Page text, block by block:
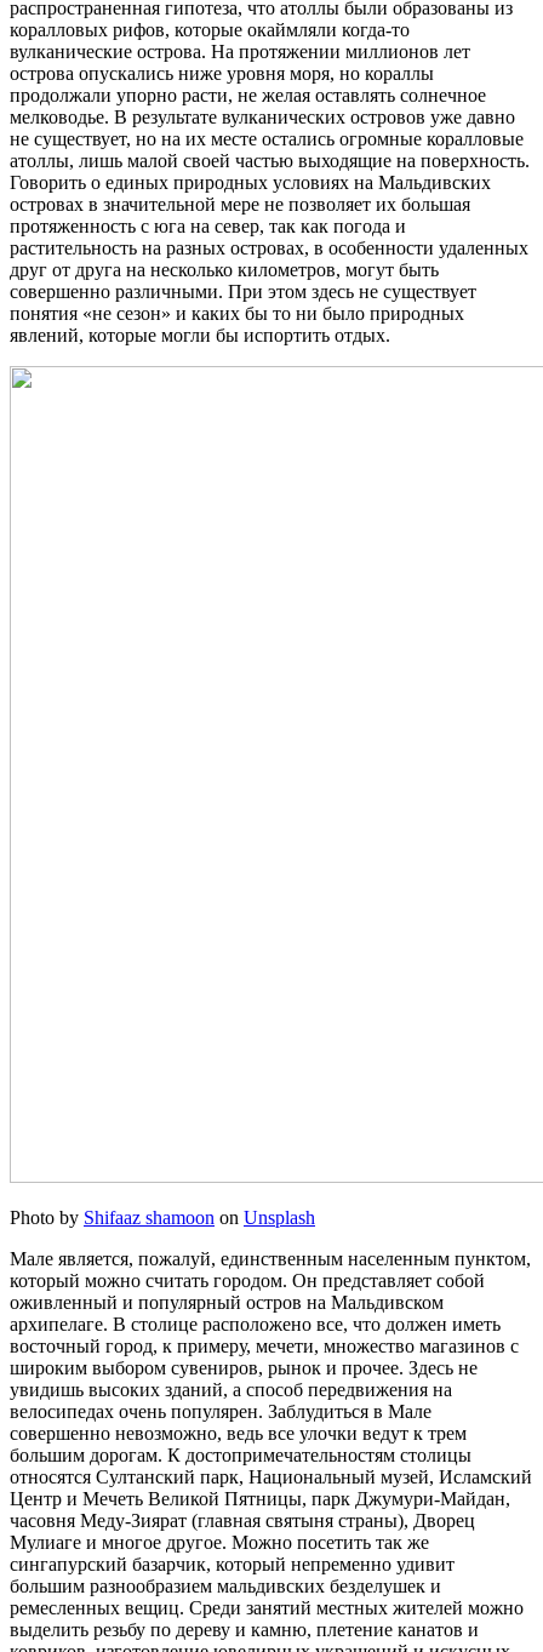
распространенная гипотеза, что атоллы были образованы из
коралловых рифов, которые окаймляли когда-то
вулканические острова. На протяжении миллионов лет
острова опускались ниже уровня моря, но кораллы
продолжали упорно расти, не желая оставлять солнечное
мелководье. В результате вулканических островов уже давно
не существует, но на их месте остались огромные коралловые
атоллы, лишь малой своей частью выходящие на поверхность.
Говорить о единых природных условиях на Мальдивских
островах в значительной мере не позволяет их большая
протяженность с юга на север, так как погода и
растительность на разных островах, в особенности удаленных
друг от друга на несколько километров, могут быть
совершенно различными. При этом здесь не существует
понятия «не сезон» и каких бы то ни было природных
явлений, которые могли бы испортить отдых.
Photo by Shifaaz shamoon on Unsplash
Мале является, пожалуй, единственным населенным пунктом,
который можно считать городом. Он представляет собой
оживленный и популярный остров на Мальдивском
архипелаге. В столице расположено все, что должен иметь
восточный город, к примеру, мечети, множество магазинов с
широким выбором сувениров, рынок и прочее. Здесь не
увидишь высоких зданий, а способ передвижения на
велосипедах очень популярен. Заблудиться в Мале
совершенно невозможно, ведь все улочки ведут к трем
большим дорогам. К достопримечательностям столицы
относятся Султанский парк, Национальный музей, Исламский
Центр и Мечеть Великой Пятницы, парк Джумури-Майдан,
часовня Меду-Зиярат (главная святыня страны), Дворец
Мулиаге и многое другое. Можно посетить так же
сингапурский базарчик, который непременно удивит
большим разнообразием мальдивских безделушек и
ремесленных вещиц. Среди занятий местных жителей можно
выделить резьбу по дереву и камню, плетение канатов и